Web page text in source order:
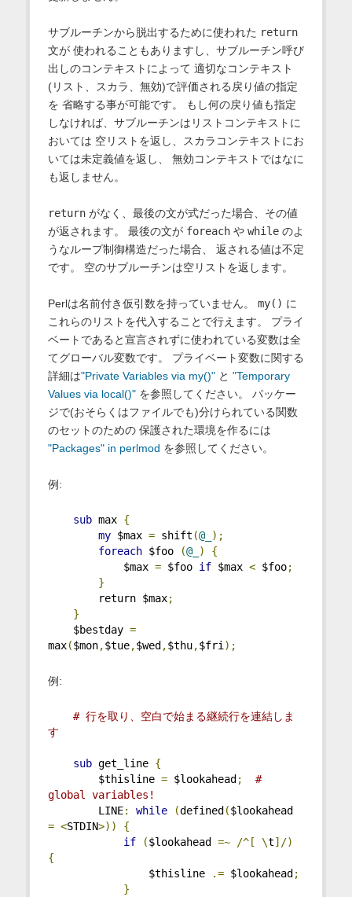
サブルーチンから脱出するために使われた return
文が 使われることもありますし、サブルーチン呼び
出しのコンテキストによって 適切なコンテキスト
(リスト、スカラ、無効)で評価される戻り値の指定
を 省略する事が可能です。 もし何の戻り値も指定
しなければ、サブルーチンはリストコンテキストに
おいては 空リストを返し、スカラコンテキストにお
いては未定義値を返し、 無効コンテキストではなに
も返しません。
returnがなく、最後の文が式だった場合、その値
が返されます。 最後の文が foreachや whileのよ
うなループ制御構造だった場合、 返される値は不定
です。 空のサブルーチンは空リストを返します。
Perlは名前付き仮引数を持っていません。 my() に
これらのリストを代入することで行えます。 プライ
ベートであると宣言されずに使われている変数は全
てグローバル変数です。 プライベート変数に関する
詳細は"Private Variables via my()"と "Temporary
Values via local()"を参照してください。 パッケー
ジで(おそらくはファイルでも)分けられている関数
のセットのための 保護された環境を作るには
"Packages" in perlmod を参照してください。
例:
sub max {
my $max = shift (@_
);
foreach $foo (@_ )
{
$max = $foo if $max < $foo;
}
return $max;
}
$bestday =
max($mon,$tue,$wed ,$thu,$fri);
例:
# 行を取り、空白で始まる継続行を連結しま
す
sub get_line {
$thisline = $lookahead;
#
global variables!
LINE: while (defined(
$lookahead
= <STDIN>))
{
if
($lookahead =~ /^[ \t]/)
{
$thisline
.= $lookahead;
}